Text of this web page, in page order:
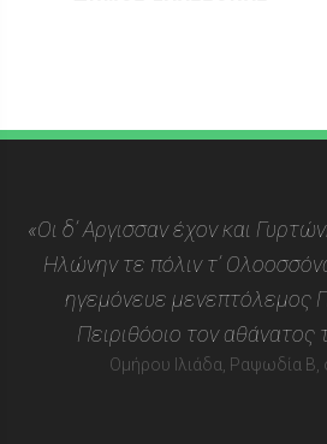
«Οι δ’ Αργισσαν έχον και
Ηλώνην τε πόλιν τ’
ηγεμόνευε μενεπτόλεμος
Πειριθόοιο τον αθάνατος
Ομήρου Ιλιάδα, Ραψωδία Β,